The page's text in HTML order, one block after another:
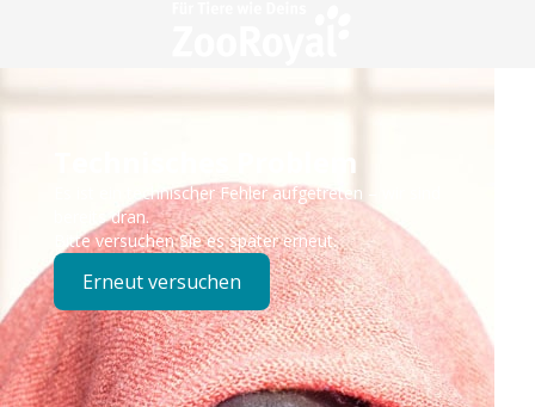
Technisches Problem
Es ist ein technischer Fehler aufgetreten – wir sind
bereits dran.
Bitte versuchen Sie es später erneut.
Erneut versuchen